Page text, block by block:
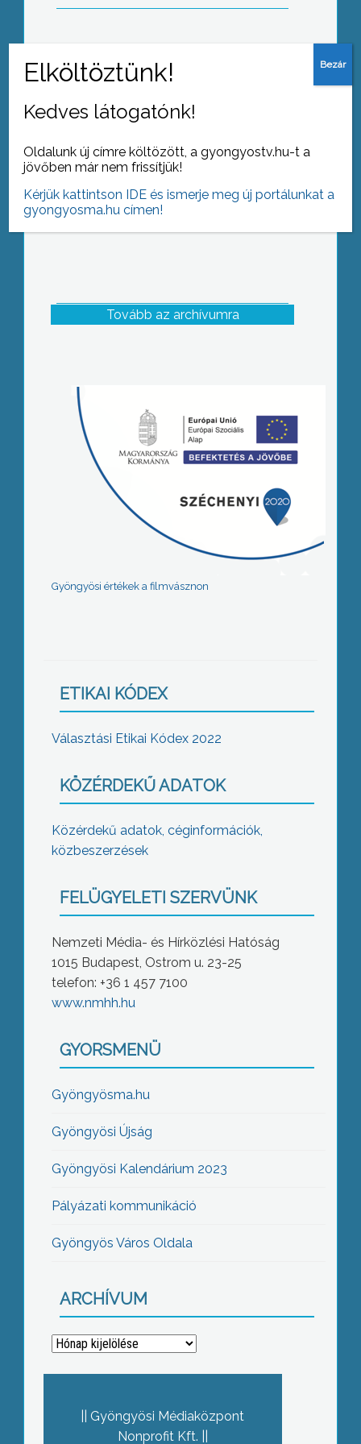
Bár a héten még élvezhetik a gyerekek
már a tanévkezdésre készülnek.
Tovább az archívumra
Gyöngyösi értékek a filmvásznon
ETIKAI KÓDEX
Választási Etikai Kódex 2022
KÖZÉRDEKŰ ADATOK
Közérdekű adatok, céginformációk,
közbeszerzések
FELÜGYELETI SZERVÜNK
Nemzeti Média- és Hírközlési Hatóság
1015 Budapest, Ostrom u. 23-25
telefon: +36 1 457 7100
www.nmhh.hu
GYORSMENÜ
Gyöngyösma.hu
Gyöngyösi Újság
Gyöngyösi Kalendárium 2023
Pályázati kommunikáció
Gyöngyös Város Oldala
ARCHÍVUM
Archívum
Gyöngyösi Médiaközpont
Nonprofit Kft.
Kedves látogatónk!
Oldalunk új címre költözött, a gyongyostv.hu-t a
jövőben már nem frissítjük!
Kérjük kattintson IDE és ismerje meg új portálunkat a
gyongyosma.hu címen!